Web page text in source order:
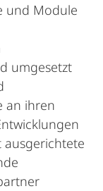
und Module
umgesetzt
an ihren
ausgerichtete